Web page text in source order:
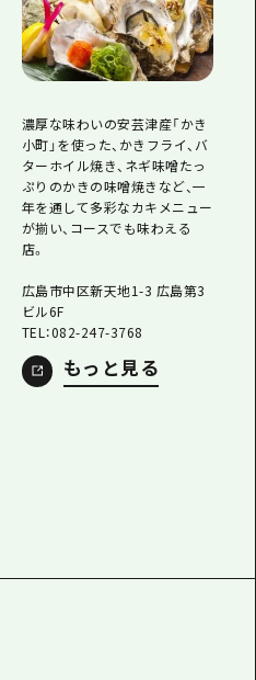
濃厚な味わいの安芸津産「かき
小町」を使った、かきフライ、バ
ターホイル焼き、ネギ味噌たっ
ぷりのかきの味噌焼きなど、一
年を通して多彩なカキメニュー
が揃い、コースでも味わえる
店。
広島市中区新天地1-3 広島第3
ビル6F
TEL：082-247-3768
もっと見る